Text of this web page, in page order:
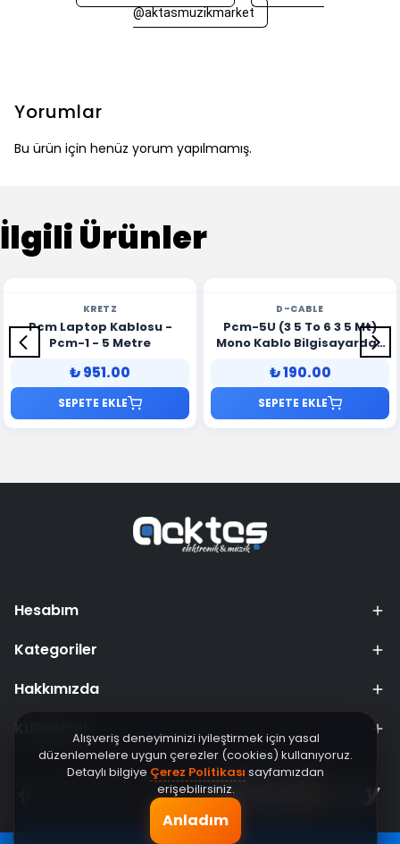
Alışveriş deneyiminizi iyileştirmek için yasal
düzenlemelere uygun çerezler (cookies) kullanıyoruz.
Detaylı bilgiye Çerez Politikası sayfamızdan
erişebilirsiniz.
Anladım
@aktasmuzikmarket
Yorumlar
Bu ürün için henüz yorum yapılmamış.
İlgili Ürünler
KRETZ
Pcm Laptop Kablosu -
Pcm-1 - 5 Metre
₺ 951.00
SEPETE EKLE
D-CABLE
Pcm-5U (3 5 To 6 3 5 Mt)
Mono Kablo Bilgisayardan
₺ 190.00
SEPETE EKLE
Hesabım
Kategoriler
Hakkımızda
KURUMSAL